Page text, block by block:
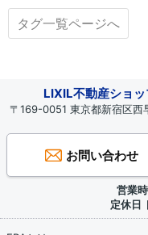
タグ一覧ページへ
LIXIL不動産ショ
〒169-0051 東京都新宿区西
お問い合わせ
営業
定休日